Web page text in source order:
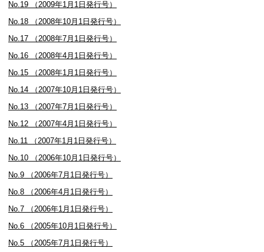
No.19 （2009年1月1日発行号）
No.18 （2008年10月1日発行号）
No.17 （2008年7月1日発行号）
No.16 （2008年4月1日発行号）
No.15 （2008年1月1日発行号）
No.14 （2007年10月1日発行号）
No.13 （2007年7月1日発行号）
No.12 （2007年4月1日発行号）
No.11 （2007年1月1日発行号）
No.10 （2006年10月1日発行号）
No.9 （2006年7月1日発行号）
No.8 （2006年4月1日発行号）
No.7 （2006年1月1日発行号）
No.6 （2005年10月1日発行号）
No.5 （2005年7月1日発行号）